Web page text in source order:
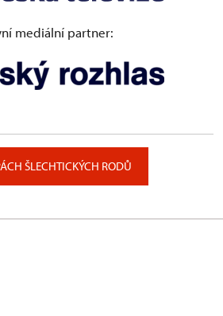
mediální partner:
ŠLECHTICKÝCH RODŮ